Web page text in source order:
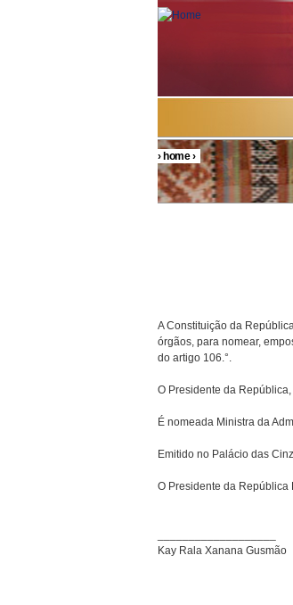
You are here
›home›
19/
A Constituição da
órgãos, para nomear,
do artigo 106.°.
O Presidente da
É nomeada Ministra da
Emitido no Palácio das
O Presidente da República
Kay Rala Xanana Gusmão